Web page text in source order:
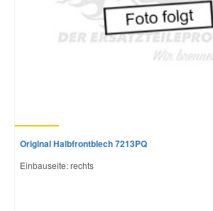
Original Halbfrontblech 7213PQ
Einbauseite: rechts